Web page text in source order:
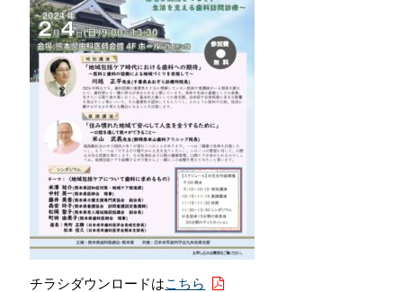
チラシダウンロードはこちら
国保組合からのお知らせ 熊本歯科衛生士専門学院
会員専用ページ プライバシーポリシー
サイトマップ